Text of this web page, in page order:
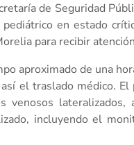
de Seguridad
en estado
para recibir
aproximado de una
el traslado médico. El
venosos lateralizados,
incluyendo el